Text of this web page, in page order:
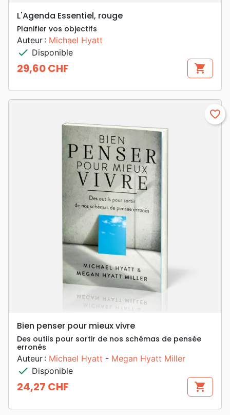
L'Agenda Essentiel, rouge
Planifier vos objectifs
Auteur : Michael Hyatt
check Disponible
Prix
29,60 CHF shopping_cart
favorite_border
Bien penser pour mieux vivre
Des outils pour sortir de nos schémas de pensée
erronés
Auteur : Michael Hyatt - Megan Hyatt Miller
check Disponible
Prix
24,27 CHF shopping_cart